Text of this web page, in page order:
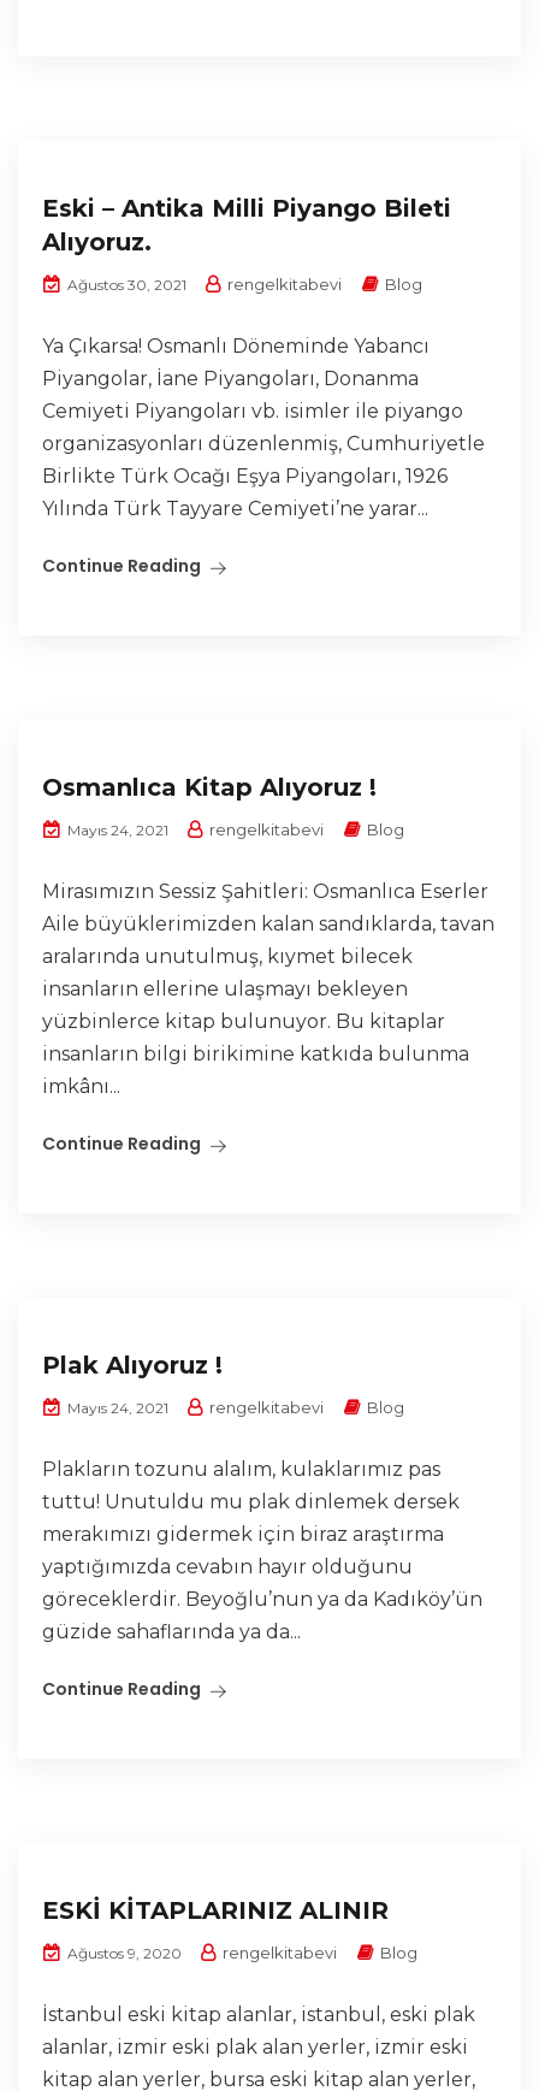
Eski – Antika Milli Piyango Bileti
Alıyoruz.
Ağustos 30, 2021 rengelkitabevi Blog
Ya Çıkarsa! Osmanlı Döneminde Yabancı
Piyangolar, İane Piyangoları, Donanma
Cemiyeti Piyangoları vb. isimler ile piyango
organizasyonları düzenlenmiş, Cumhuriyetle
Birlikte Türk Ocağı Eşya Piyangoları, 1926
Yılında Türk Tayyare Cemiyeti’ne yarar...
Continue Reading
Osmanlıca Kitap Alıyoruz !
Mayıs 24, 2021 rengelkitabevi Blog
Mirasımızın Sessiz Şahitleri: Osmanlıca Eserler
Aile büyüklerimizden kalan sandıklarda, tavan
aralarında unutulmuş, kıymet bilecek
insanların ellerine ulaşmayı bekleyen
yüzbinlerce kitap bulunuyor. Bu kitaplar
insanların bilgi birikimine katkıda bulunma
imkânı...
Continue Reading
Plak Alıyoruz !
Mayıs 24, 2021 rengelkitabevi Blog
Plakların tozunu alalım, kulaklarımız pas
tuttu! Unutuldu mu plak dinlemek dersek
merakımızı gidermek için biraz araştırma
yaptığımızda cevabın hayır olduğunu
göreceklerdir. Beyoğlu’nun ya da Kadıköy’ün
güzide sahaflarında ya da...
Continue Reading
ESKİ KİTAPLARINIZ ALINIR
Ağustos 9, 2020 rengelkitabevi Blog
İstanbul eski kitap alanlar, istanbul, eski plak
alanlar, izmir eski plak alan yerler, izmir eski
kitap alan yerler, bursa eski kitap alan yerler,